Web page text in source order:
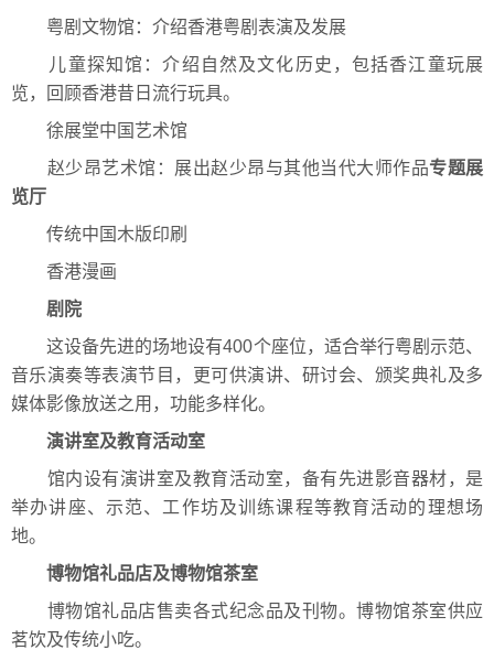
粤剧文物馆：介绍香港粤剧表演及发展
儿童探知馆：介绍自然及文化历史，包括香江童玩展
览，回顾香港昔日流行玩具。
徐展堂中国艺术馆
赵少昂艺术馆：展出赵少昂与其他当代大师作品专题展
览厅
传统中国木版印刷
香港漫画
剧院
这设备先进的场地设有400个座位，适合举行粤剧示范、
音乐演奏等表演节目，更可供演讲、研讨会、颁奖典礼及多
媒体影像放送之用，功能多样化。
演讲室及教育活动室
馆内设有演讲室及教育活动室，备有先进影音器材，是
举办讲座、示范、工作坊及训练课程等教育活动的理想场
地。
博物馆礼品店及博物馆茶室
博物馆礼品店售卖各式纪念品及刊物。博物馆茶室供应
茗饮及传统小吃。